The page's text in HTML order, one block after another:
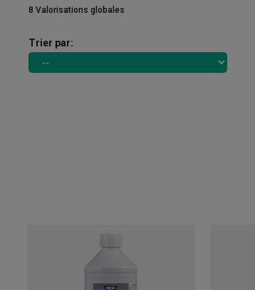
8 Valorisations globales
Trier par: